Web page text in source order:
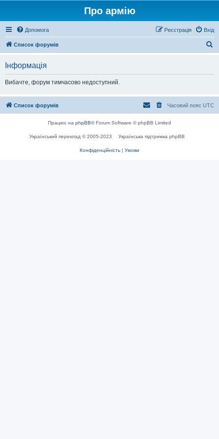
Про армію
Допомога Вхід
Реєстрація
Список форумів
Інформація
Вибачте, форум тимчасово недоступний.
Список форумів Часовий пояс UTC
Працює на phpBB® Forum Software © phpBB Limited
Український переклад © 2005-2023 Українська підтримка phpBB
Конфіденційність | Умови